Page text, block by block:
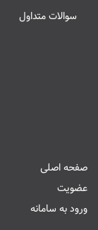
سوالات متداول
صفحه اصلی
عضویت
ورود به سامانه